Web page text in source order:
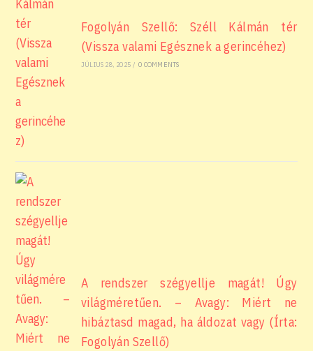
Fogolyán Szellő: Széll Kálmán tér
(Vissza valami Egésznek a gerincéhez)
JÚLIUS 28, 2025 / 0 COMMENTS
A rendszer szégyellje magát! Úgy
világméretűen. – Avagy: Miért ne
hibáztasd magad, ha áldozat vagy (Írta:
Fogolyán Szellő)